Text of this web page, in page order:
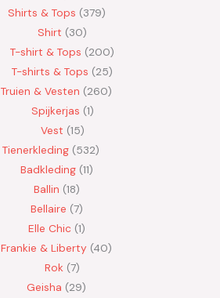
Shirts & Tops 379
Shirt
30
T-shirt & Tops
200
T-shirts & Tops
25
Truien & Vesten
260
Spijkerjas 1
Vest 15
Tienerkleding 532
Badkleding 11
Ballin 18
Bellaire 7
Elle Chic 1
Frankie & Liberty 40
Rok 7
Geisha
29